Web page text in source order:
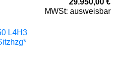
29.950,00 €
MWSt: ausweisbar